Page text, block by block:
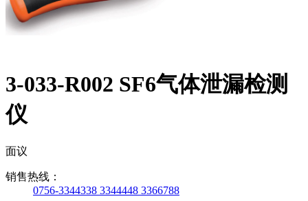
3-033-R002 SF6气体泄漏检测
仪
面议
销售热线：
0756-3344338 3344448 3366788